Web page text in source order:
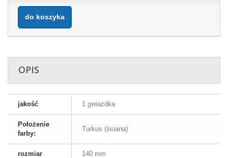
do koszyka
OPIS
jakość 1 gwiazdka
Położenie
farby:
Turkus (ściana)
rozmiar 140 mm